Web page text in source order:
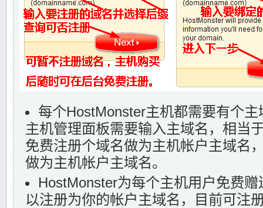
每个HostMonster主机都需要有个
主机管理面板需要输入主域名，相当
免费注册个域名做为主机帐户主域名
做为主机帐户主域名。
HostMonster为每个主机用户免费
以注册为你的帐户主域名，目前可注